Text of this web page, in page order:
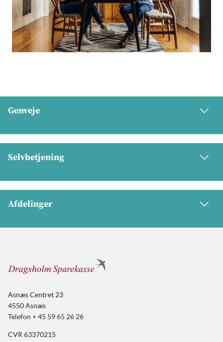
Genveje
Selvbetjening
Afdelinger
Asnæs Centret 23
4550 Asnæs
Telefon + 45 59 65 26 26
CVR 63370215